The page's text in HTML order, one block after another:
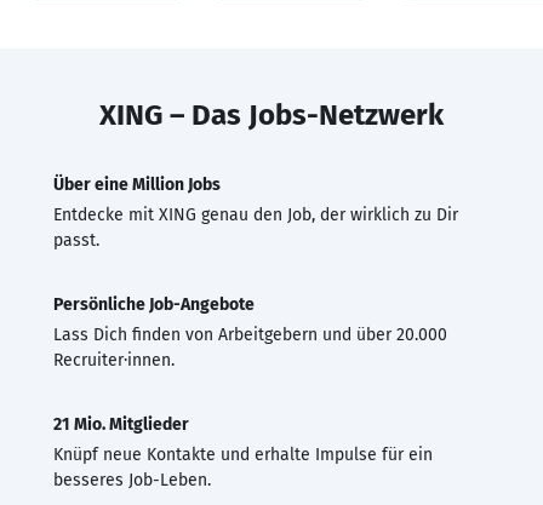
XING – Das Jobs-Netzwerk
Über eine Million Jobs
Entdecke mit XING genau den Job, der wirklich zu Dir
passt.
Persönliche Job-Angebote
Lass Dich finden von Arbeitgebern und über 20.000
Recruiter·innen.
21 Mio. Mitglieder
Knüpf neue Kontakte und erhalte Impulse für ein
besseres Job-Leben.